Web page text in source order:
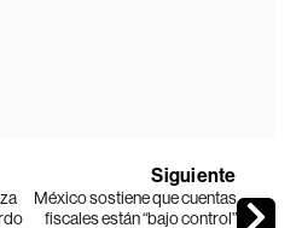
Siguiente
México sostiene que cuentas
fiscales están “bajo control”